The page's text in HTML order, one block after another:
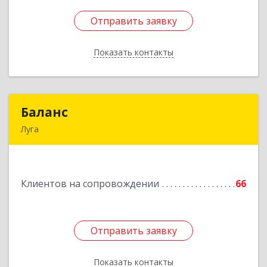
Отправить заявку
Показать контакты
Отправить заявку
Назад
Баланс
Луга
Клиентов на сопровождении 66
Отправить заявку
Показать контакты
Подробнее
Отправить заявку
Назад